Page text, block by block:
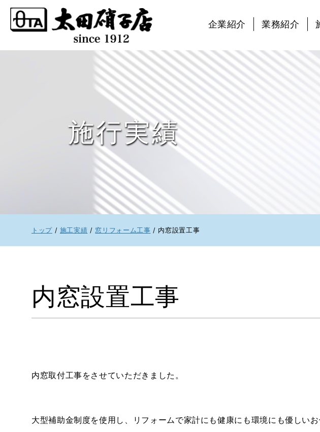
このページの本文へ
企業紹介 業務紹介
施行実績
現
トップ/ 施工実績 / 窓リフォーム工事 / 内窓設置工事
内窓設置工事
内窓取付工事をさせていただきました。
大型補助金制度を使用し、リフォームで家計にも健康にも環境にも優しい